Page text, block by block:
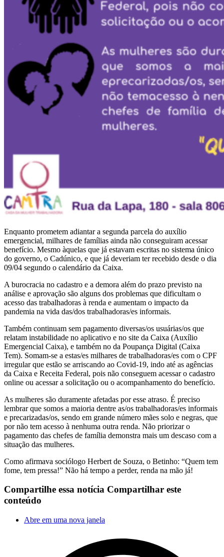
Enquanto prometem adiantar a segunda parcela do auxílio
emergencial, milhares de famílias ainda não conseguiram acessar
benefício. Mesmo àquelas que já estavam escritas no sistema único
do governo, o Cadúnico, e que já deveriam ter recebido desde o dia
09/04 segundo o calendário da Caixa.
A burocracia no cadastro e a demora além do prazo previsto na
análise e aprovação são alguns dos problemas que dificultam o
acesso das trabalhadoras à renda e aumentam o impacto da
pandemia na vida das/dos trabalhadoras/es informais.
Também continuam sem pagamento diversas/os usuárias/os que
relatam instabilidade no aplicativo e no site da Caixa (Auxílio
Emergencial Caixa), e também no da Poupança Digital (Caixa
Tem). Somam-se a estas/es milhares de trabalhadoras/es com o CPF
irregular que estão se arriscando ao Covid-19, indo até as agências
da Caixa e Receita Federal, pois não conseguem acessar o cadastro
online ou acessar a solicitação ou o acompanhamento do benefício.
As mulheres são duramente afetadas por esse atraso. É preciso
lembrar que somos a maioria dentre as/os trabalhadoras/es informais
e precarizadas/os, sendo em grande número mães solo e negras, que
por não tem acesso à nenhuma outra renda. Não priorizar o
pagamento das chefes de família demonstra mais um descaso com a
situação das mulheres.
Como afirmava sociólogo Herbert de Souza, o Betinho: “Quem tem
fome, tem pressa!” Não há tempo a perder, renda na mão já!
Compartilhe essa notícia Compartilhar este
conteúdo
Abre em uma nova janela